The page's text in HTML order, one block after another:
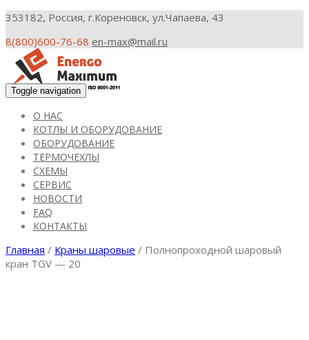
353182, Россия, г.Кореновск, ул.Чапаева, 43
8(800)600-76-68 en-max@mail.ru
Toggle navigation
О НАС
КОТЛЫ И ОБОРУДОВАНИЕ
ОБОРУДОВАНИЕ
ТЕРМОЧЕХЛЫ
СХЕМЫ
СЕРВИС
НОВОСТИ
FAQ
КОНТАКТЫ
Главная / Краны шаровые / Полнопроходной шаровый
кран TGV — 20